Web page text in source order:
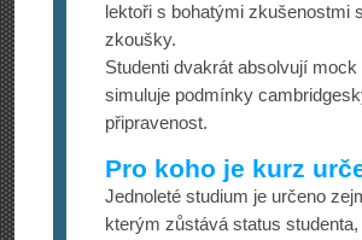
lektoři s bohatými zkušenostmi
zkoušky.
Studenti dvakrát absolvují
simuluje podmínky
připravenost.
Pro koho je kurz
Jednoleté studium je určeno
kterým zůstává status